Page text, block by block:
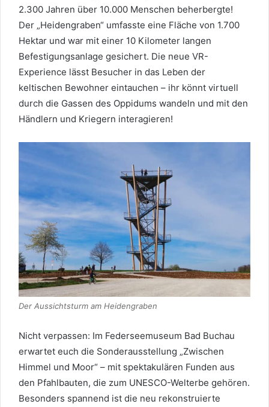
2.300 Jahren über 10.000 Menschen beherbergte!
Der „Heidengraben“ umfasste eine Fläche von 1.700
Hektar und war mit einer 10 Kilometer langen
Befestigungsanlage gesichert. Die neue VR-
Experience lässt Besucher in das Leben der
keltischen Bewohner eintauchen – ihr könnt virtuell
durch die Gassen des Oppidums wandeln und mit den
Händlern und Kriegern interagieren!
Der Aussichtsturm am Heidengraben
Nicht verpassen: Im Federseemuseum Bad Buchau
erwartet euch die Sonderausstellung „Zwischen
Himmel und Moor“ – mit spektakulären Funden aus
den Pfahlbauten, die zum UNESCO-Welterbe gehören.
Besonders spannend ist die neu rekonstruierte